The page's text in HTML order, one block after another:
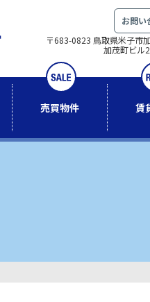
お問い
〒683-0823 鳥取県米子市
加茂町ビル
売買物件 賃